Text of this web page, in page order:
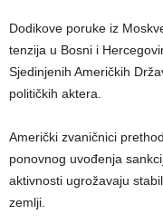
Dodikove poruke iz
tenzija u Bosni i
Sjedinjenih Američkih
političkih aktera.
Američki zvaničnici
ponovnog uvođenja
aktivnosti ugrožavaju
zemlji.